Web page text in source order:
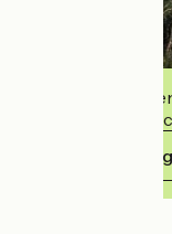
Cet
accueillir des
Voir ses